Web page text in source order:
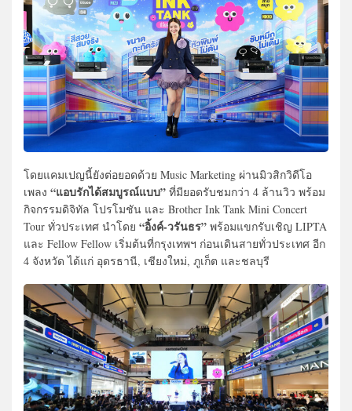
โดยแคมเปญนี้ยังต่อยอดด้วย Music Marketing ผ่านมิวสิกวิดีโอ
เพลง “แอบรักได้สมบูรณ์แบบ” ที่มียอดรับชมกว่า 4 ล้านวิว พร้อม
กิจกรรมดิจิทัล โปรโมชัน และ Brother Ink Tank Mini Concert
Tour ทั่วประเทศ นำโดย “อิ้งค์-วรันธร” พร้อมแขกรับเชิญ LIPTA
และ Fellow Fellow เริ่มต้นที่กรุงเทพฯ ก่อนเดินสายทั่วประเทศ อีก
4 จังหวัด ได้แก่ อุดรธานี, เชียงใหม่, ภูเก็ต และชลบุรี